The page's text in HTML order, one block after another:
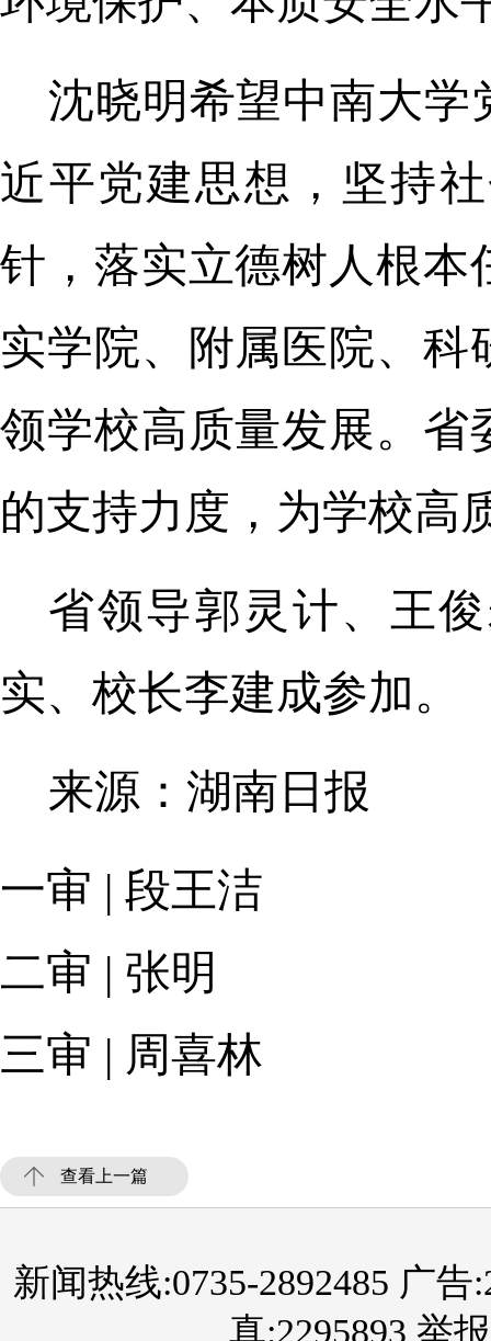
沈晓明希望中南大学
近平党建思想，坚持
针，落实立德树人根本
实学院、附属医院、
领学校高质量发展。省
的支持力度，为学校高
省领导郭灵计、王
实、校长李建成参加。
来源：湖南日报
一审 | 段王洁
二审 | 张明
三审 | 周喜林
查看上一篇
新闻热线:0735-2892485 广告
真:2295893 举